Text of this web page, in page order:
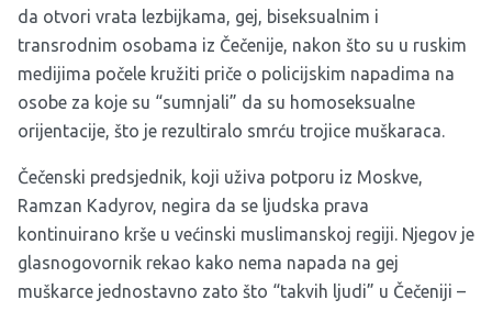
da otvori vrata lezbijkama, gej, biseksualnim i
transrodnim osobama iz Čečenije, nakon što su u ruskim
medijima počele kružiti priče o policijskim napadima na
osobe za koje su “sumnjali” da su homoseksualne
orijentacije, što je rezultiralo smrću trojice muškaraca.
Čečenski predsjednik, koji uživa potporu iz Moskve,
Ramzan Kadyrov, negira da se ljudska prava
kontinuirano krše u većinski muslimanskoj regiji. Njegov je
glasnogovornik rekao kako nema napada na gej
muškarce jednostavno zato što “takvih ljudi” u Čečeniji –